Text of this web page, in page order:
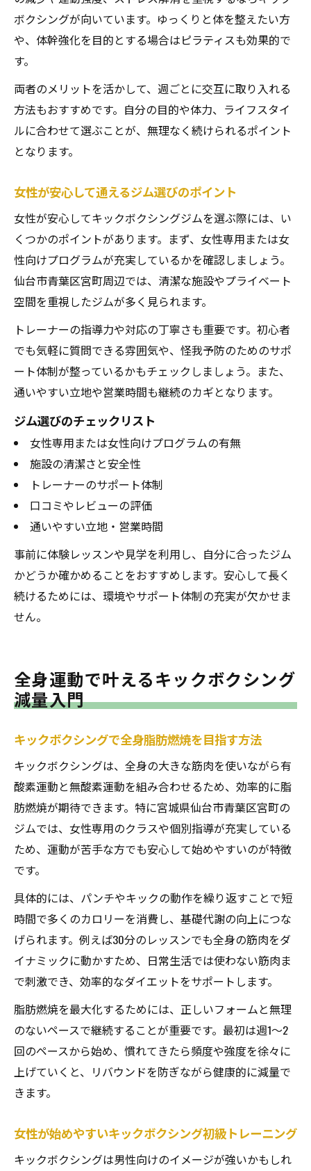
ボクシングが向いています。ゆっくりと体を整えたい方
や、体幹強化を目的とする場合はピラティスも効果的で
す。
両者のメリットを活かして、週ごとに交互に取り入れる
方法もおすすめです。自分の目的や体力、ライフスタイ
ルに合わせて選ぶことが、無理なく続けられるポイント
となります。
女性が安心して通えるジム選びのポイント
女性が安心してキックボクシングジムを選ぶ際には、い
くつかのポイントがあります。まず、女性専用または女
性向けプログラムが充実しているかを確認しましょう。
仙台市青葉区宮町周辺では、清潔な施設やプライベート
空間を重視したジムが多く見られます。
トレーナーの指導力や対応の丁寧さも重要です。初心者
でも気軽に質問できる雰囲気や、怪我予防のためのサポ
ート体制が整っているかもチェックしましょう。また、
通いやすい立地や営業時間も継続のカギとなります。
ジム選びのチェックリスト
女性専用または女性向けプログラムの有無
施設の清潔さと安全性
トレーナーのサポート体制
口コミやレビューの評価
通いやすい立地・営業時間
事前に体験レッスンや見学を利用し、自分に合ったジム
かどうか確かめることをおすすめします。安心して長く
続けるためには、環境やサポート体制の充実が欠かせま
せん。
全身運動で叶えるキックボクシング
減量入門
キックボクシングで全身脂肪燃焼を目指す方法
キックボクシングは、全身の大きな筋肉を使いながら有
酸素運動と無酸素運動を組み合わせるため、効率的に脂
肪燃焼が期待できます。特に宮城県仙台市青葉区宮町の
ジムでは、女性専用のクラスや個別指導が充実している
ため、運動が苦手な方でも安心して始めやすいのが特徴
です。
具体的には、パンチやキックの動作を繰り返すことで短
時間で多くのカロリーを消費し、基礎代謝の向上につな
げられます。例えば30分のレッスンでも全身の筋肉をダ
イナミックに動かすため、日常生活では使わない筋肉ま
で刺激でき、効率的なダイエットをサポートします。
脂肪燃焼を最大化するためには、正しいフォームと無理
のないペースで継続することが重要です。最初は週1～2
回のペースから始め、慣れてきたら頻度や強度を徐々に
上げていくと、リバウンドを防ぎながら健康的に減量で
きます。
女性が始めやすいキックボクシング初級トレーニング
キックボクシングは男性向けのイメージが強いかもしれ